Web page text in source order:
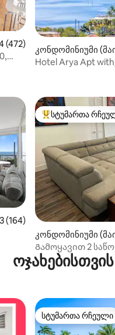
შეფასებაა 5‑დან 4,94,
(472)
კონდომინიუმი
Hotel Arya Apt
შეფასებაა 5‑დან
(164)
სტუმართა რჩეული
სტუმართა
კონდომინიუმი
ი)
Გამოყავით 2
საოცრად ახლოს
სტუმართა რჩეული
სტუმართა რჩეული